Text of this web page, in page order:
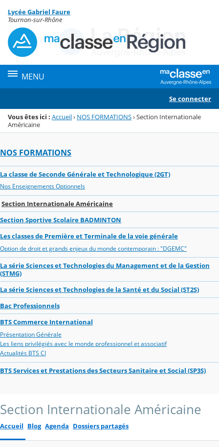
Menu de la rubrique
Contenu
Lycée Gabriel Faure
Tournon-sur-Rhône
MENU
Se connecter
Vous êtes ici : Accueil› NOS FORMATIONS›Section Internationale
Américaine
NOS FORMATIONS
La classe de Seconde Générale et Technologique (2GT)
Nos Enseignements Optionnels
Section Internationale Américaine
Section Sportive Scolaire BADMINTON
Les classes de Première et Terminale de la voie générale
Option de droit et grands enjeux du monde contemporain : "DGEMC"
La série Sciences et Technologies du Management et de la Gestion
(STMG)
La série Sciences et Technologies de la Santé et du Social (ST2S)
Bac Professionnels
BTS Commerce International
Présentation Générale
Les liens privilégiés avec le monde professionnel et associatif
Actualités BTS CI
BTS Services et Prestations des Secteurs Sanitaire et Social (SP3S)
Section Internationale Américaine
Accueil Blog Agenda Dossiers partagés